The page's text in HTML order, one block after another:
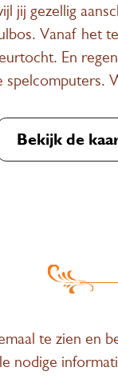
jij gezellig
Vanaf het
En
spelcomputers.
Bekijk de
te zien en
nodige